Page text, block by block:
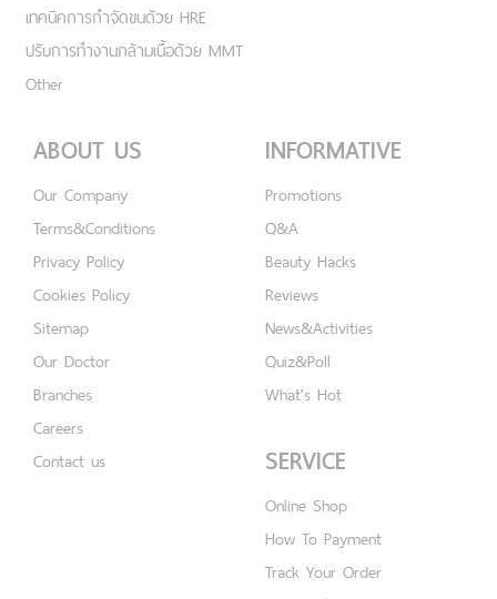
เทคนิคการกำจัดขนด้วย HRE
ปรับการทำงานกล้ามเนื้อด้วย MMT
Other
ABOUT US
Our Company
Terms&Conditions
Privacy Policy
Cookies Policy
Sitemap
Our Doctor
Branches
Careers
Contact us
INFORMATIVE
Promotions
Q&A
Beauty Hacks
Reviews
News&Activities
Quiz&Poll
What's Hot
SERVICE
Online Shop
How To Payment
Track Your Order